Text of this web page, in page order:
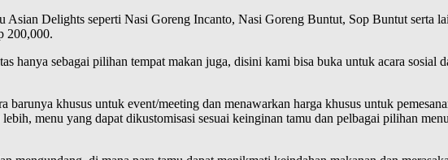
Asian Delights seperti Nasi Goreng Incanto, Nasi Goreng Buntut, Sop Buntut
200,000.
hanya sebagai pilihan tempat makan juga, disini kami bisa buka untuk acara sosial
barunya khusus untuk event/meeting dan menawarkan harga khusus untuk
menu yang dapat dikustomisasi sesuai keinginan tamu dan pelbagai pilihan